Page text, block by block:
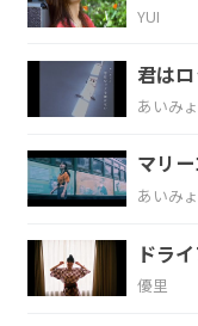
目と目が合 ってる
触れ
Am7
る距離に
ねぇ
Em
神様 キャ
YUI
君は
あいみ
マリ
あいみ
ドラ
優里